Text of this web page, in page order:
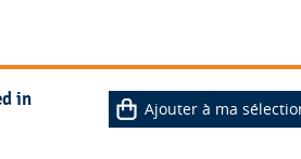
in
Ajouter à ma